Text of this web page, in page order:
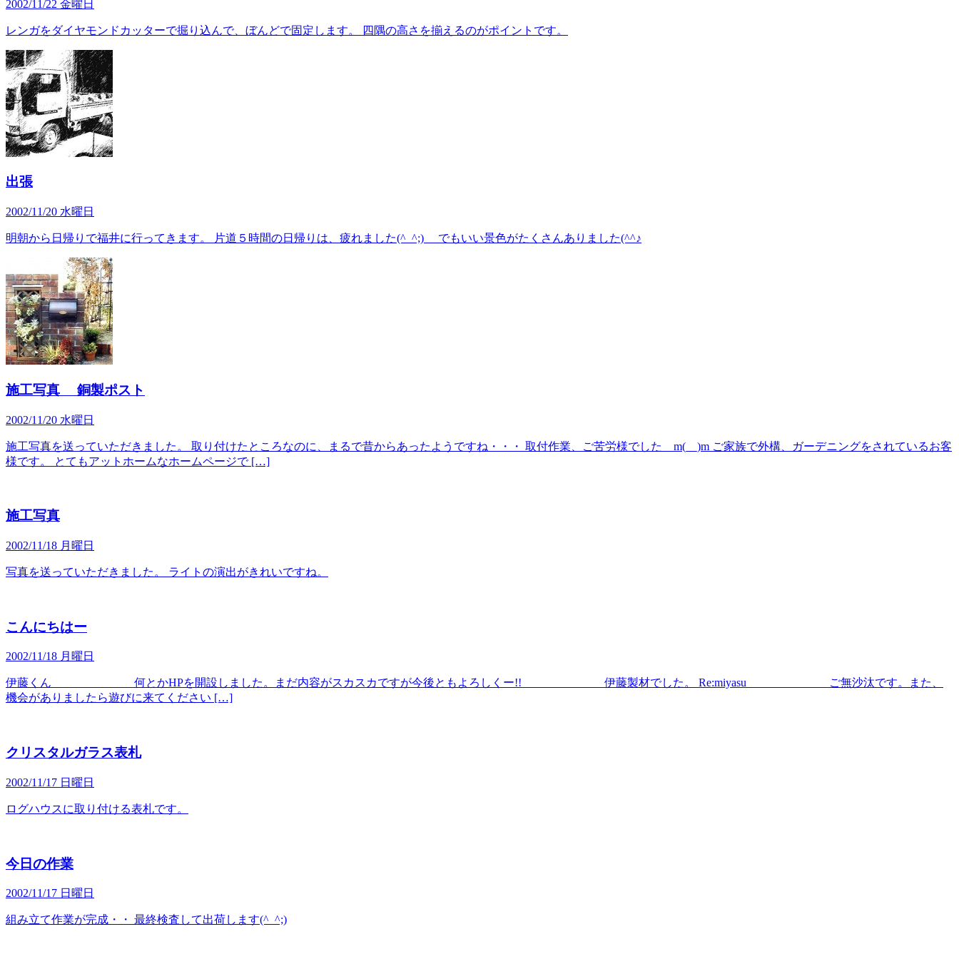
2002/11/22 金曜日
レンガをダイヤモンドカッターで掘り込んで、ぼんどで固定します。 四隅の高さを揃えるのがポイントです。
出張
2002/11/20 水曜日
明朝から日帰りで福井に行ってきます。 片道５時間の日帰りは、疲れました(^_^;) でもいい景色がたくさんありました(^^♪
施工写真 銅製ポスト
2002/11/20 水曜日
施工写真を送っていただきました。 取り付けたところなのに、まるで昔からあったようですね・・・ 取付作業、ご苦労様でした m(__)m ご家族で外構、ガーデニングをされているお客
様です。 とてもアットホームなホームページで […]
施工写真
2002/11/18 月曜日
写真を送っていただきました。 ライトの演出がきれいですね。
こんにちはー
2002/11/18 月曜日
伊藤くん 何とかHPを開設しました。まだ内容がスカスカですが今後ともよろしくー!! 伊藤製材でした。 Re:miyasu ご無沙汰です。また、
機会がありましたら遊びに来てください […]
クリスタルガラス表札
2002/11/17 日曜日
ログハウスに取り付ける表札です。
今日の作業
2002/11/17 日曜日
組み立て作業が完成・・ 最終検査して出荷します(^_^;)